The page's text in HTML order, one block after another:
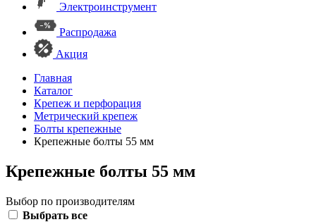
Электроинструмент
Распродажа
Акция
Главная
Каталог
Крепеж и перфорация
Метрический крепеж
Болты крепежные
Крепежные болты 55 мм
Крепежные болты 55 мм
Выбор по производителям
Выбрать все